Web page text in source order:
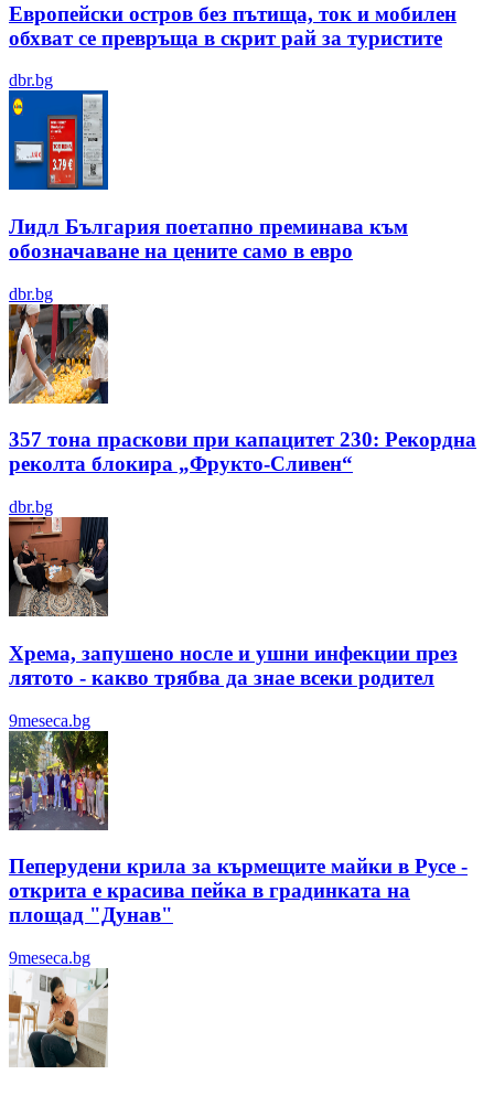
Европейски остров без пътища, ток и мобилен
обхват се превръща в скрит рай за туристите
dbr.bg
Лидл България поетапно преминава към
обозначаване на цените само в евро
dbr.bg
357 тона праскови при капацитет 230: Рекордна
реколта блокира „Фрукто-Сливен“
dbr.bg
Хрема, запушено носле и ушни инфекции през
лятотo - какво трябва да знае всеки родител
9meseca.bg
Пеперудени крила за кърмещите майки в Русе -
открита е красива пейка в градинката на
площад "Дунав"
9meseca.bg